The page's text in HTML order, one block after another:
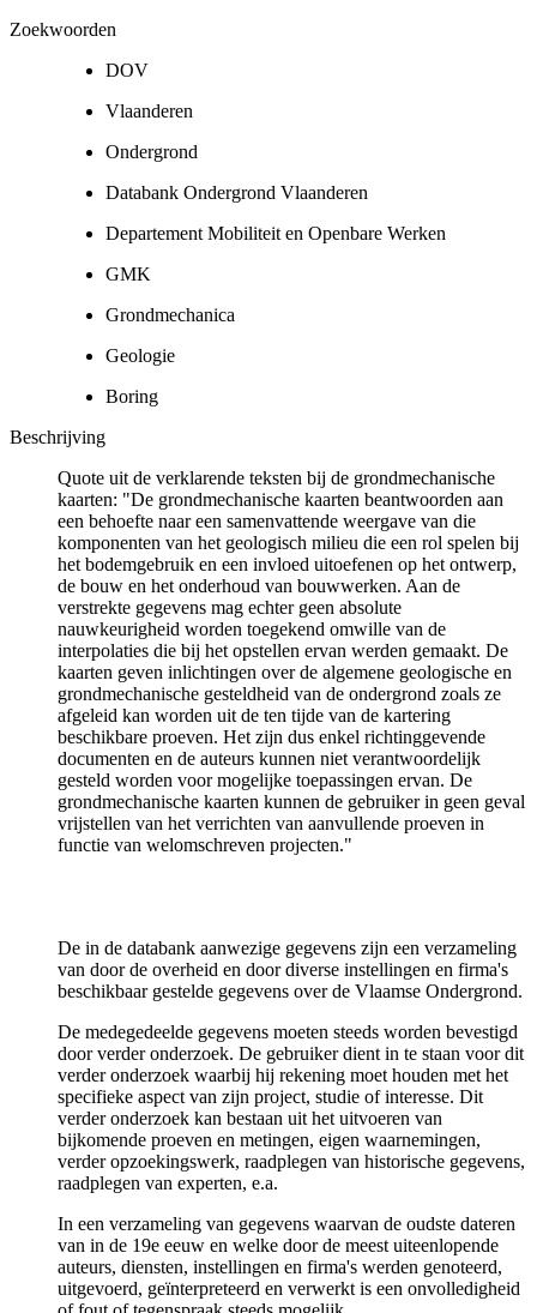
Zoekwoorden
DOV
Vlaanderen
Ondergrond
Databank Ondergrond Vlaanderen
Departement Mobiliteit en Openbare Werken
GMK
Grondmechanica
Geologie
Boring
Beschrijving
Quote uit de verklarende teksten bij de grondmechanische
kaarten: "De grondmechanische kaarten beantwoorden aan
een behoefte naar een samenvattende weergave van die
komponenten van het geologisch milieu die een rol spelen bij
het bodemgebruik en een invloed uitoefenen op het ontwerp,
de bouw en het onderhoud van bouwwerken. Aan de
verstrekte gegevens mag echter geen absolute
nauwkeurigheid worden toegekend omwille van de
interpolaties die bij het opstellen ervan werden gemaakt. De
kaarten geven inlichtingen over de algemene geologische en
grondmechanische gesteldheid van de ondergrond zoals ze
afgeleid kan worden uit de ten tijde van de kartering
beschikbare proeven. Het zijn dus enkel richtinggevende
documenten en de auteurs kunnen niet verantwoordelijk
gesteld worden voor mogelijke toepassingen ervan. De
grondmechanische kaarten kunnen de gebruiker in geen geval
vrijstellen van het verrichten van aanvullende proeven in
functie van welomschreven projecten."
De in de databank aanwezige gegevens zijn een verzameling
van door de overheid en door diverse instellingen en firma's
beschikbaar gestelde gegevens over de Vlaamse Ondergrond.
De medegedeelde gegevens moeten steeds worden bevestigd
door verder onderzoek. De gebruiker dient in te staan voor dit
verder onderzoek waarbij hij rekening moet houden met het
specifieke aspect van zijn project, studie of interesse. Dit
verder onderzoek kan bestaan uit het uitvoeren van
bijkomende proeven en metingen, eigen waarnemingen,
verder opzoekingswerk, raadplegen van historische gegevens,
raadplegen van experten, e.a.
In een verzameling van gegevens waarvan de oudste dateren
van in de 19e eeuw en welke door de meest uiteenlopende
auteurs, diensten, instellingen en firma's werden genoteerd,
uitgevoerd, geïnterpreteerd en verwerkt is een onvolledigheid